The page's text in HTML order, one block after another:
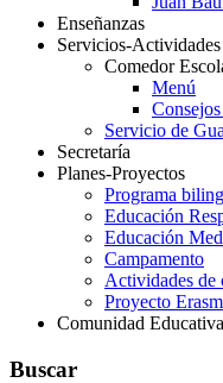
Enseñanzas
Servicios-Actividades
Comedor
Menú
Servicio de
Secretaría
Planes-Proyectos
Programa
Educación
Educación
Campamento
Actividades de
Proyecto
Comunidad Educativa
Buscar